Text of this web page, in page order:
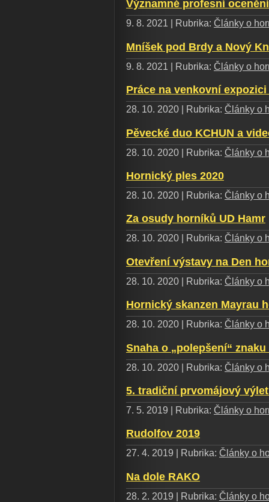
Významné profesní
9. 8. 2021 | Rubrika: Články o
Mníšek pod Brdy a Nový
9. 8. 2021 | Rubrika: Články o
Práce na venkovní expozici
28. 10. 2020 | Rubrika: Články o
Pěvecké duo KCHUN a
28. 10. 2020 | Rubrika: Články o
Hornický ples 2020
28. 10. 2020 | Rubrika: Články o
Za osudy horníků UD Hamr
28. 10. 2020 | Rubrika: Články o
Otevření výstavy na Den
28. 10. 2020 | Rubrika: Články o
Hornický skanzen Mayrau
28. 10. 2020 | Rubrika: Články o
Snaha o „polepšení“
28. 10. 2020 | Rubrika: Články o
5. tradiční prvomájový výlet
7. 5. 2019 | Rubrika: Články o
Rudolfov 2019
27. 4. 2019 | Rubrika: Články o
Na dole RAKO
28. 2. 2019 | Rubrika: Články o